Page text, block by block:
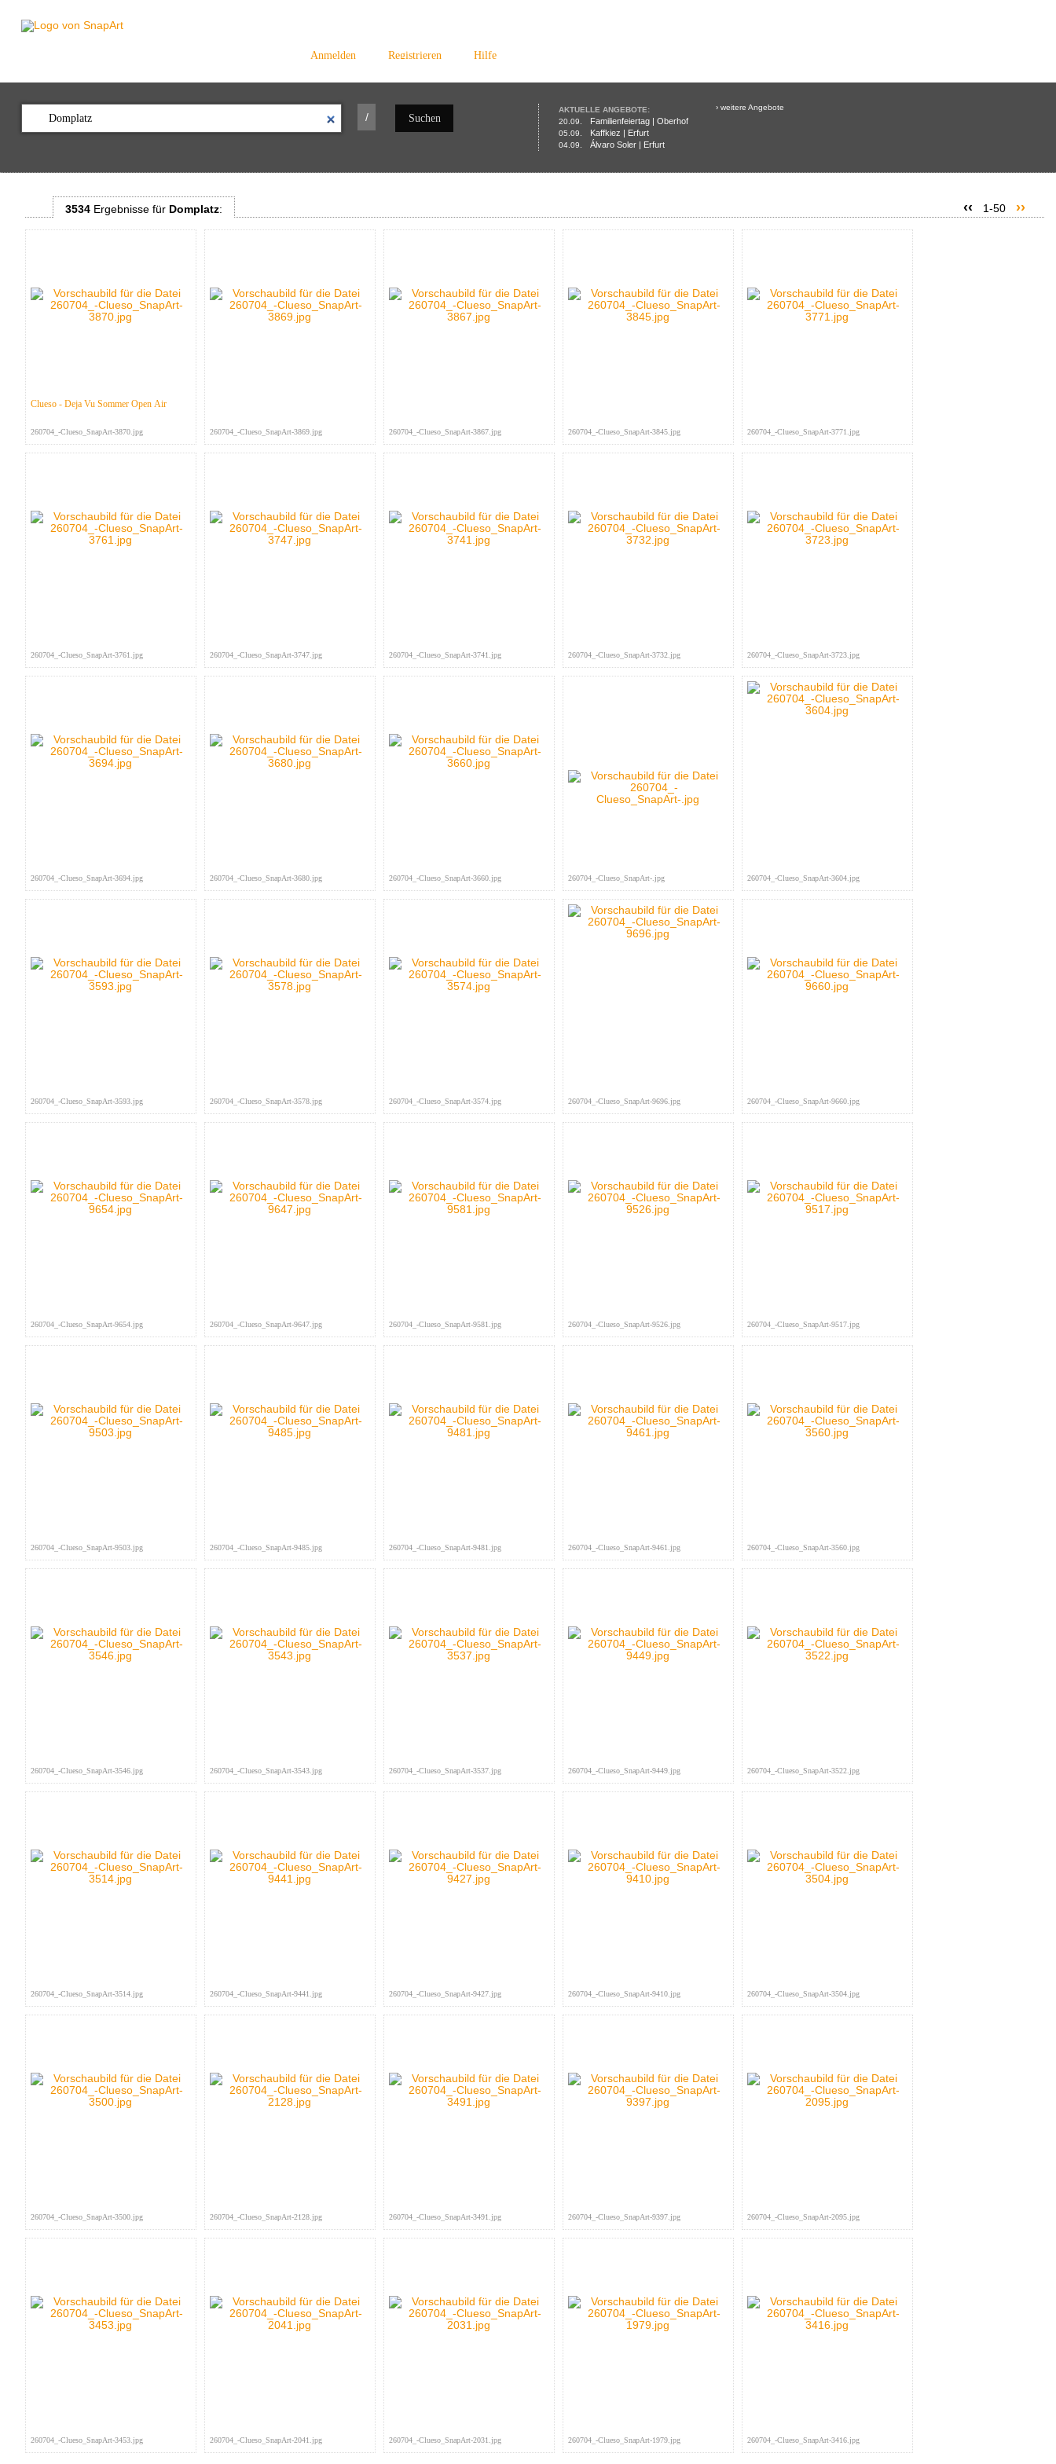
Anmelden Registrieren Hilfe
/ Suchen
› weitere Angebote
AKTUELLE ANGEBOTE:
20.09.
Familienfeiertag | Oberhof
05.09. Kaffkiez | Erfurt
04.09. Álvaro Soler | Erfurt
3534Ergebnisse für Domplatz: ‹‹ 1-50 ››
Clueso - Deja Vu Sommer Open Air
260704_-Clueso_SnapArt-3870.jpg 260704_-Clueso_SnapArt-3869.jpg 260704_-Clueso_SnapArt-3867.jpg 260704_-Clueso_SnapArt-3845.jpg 260704_-Clueso_SnapArt-3771.jpg
260704_-Clueso_SnapArt-3761.jpg 260704_-Clueso_SnapArt-3747.jpg 260704_-Clueso_SnapArt-3741.jpg 260704_-Clueso_SnapArt-3732.jpg 260704_-Clueso_SnapArt-3723.jpg
260704_-Clueso_SnapArt-3694.jpg 260704_-Clueso_SnapArt-3680.jpg 260704_-Clueso_SnapArt-3660.jpg 260704_-Clueso_SnapArt-.jpg 260704_-Clueso_SnapArt-3604.jpg
260704_-Clueso_SnapArt-3593.jpg 260704_-Clueso_SnapArt-3578.jpg 260704_-Clueso_SnapArt-3574.jpg 260704_-Clueso_SnapArt-9696.jpg 260704_-Clueso_SnapArt-9660.jpg
260704_-Clueso_SnapArt-9654.jpg 260704_-Clueso_SnapArt-9647.jpg 260704_-Clueso_SnapArt-9581.jpg 260704_-Clueso_SnapArt-9526.jpg 260704_-Clueso_SnapArt-9517.jpg
260704_-Clueso_SnapArt-9503.jpg 260704_-Clueso_SnapArt-9485.jpg 260704_-Clueso_SnapArt-9481.jpg 260704_-Clueso_SnapArt-9461.jpg 260704_-Clueso_SnapArt-3560.jpg
260704_-Clueso_SnapArt-3546.jpg 260704_-Clueso_SnapArt-3543.jpg 260704_-Clueso_SnapArt-3537.jpg 260704_-Clueso_SnapArt-9449.jpg 260704_-Clueso_SnapArt-3522.jpg
260704_-Clueso_SnapArt-3514.jpg 260704_-Clueso_SnapArt-9441.jpg 260704_-Clueso_SnapArt-9427.jpg 260704_-Clueso_SnapArt-9410.jpg 260704_-Clueso_SnapArt-3504.jpg
260704_-Clueso_SnapArt-3500.jpg 260704_-Clueso_SnapArt-2128.jpg 260704_-Clueso_SnapArt-3491.jpg 260704_-Clueso_SnapArt-9397.jpg 260704_-Clueso_SnapArt-2095.jpg
260704_-Clueso_SnapArt-3453.jpg 260704_-Clueso_SnapArt-2041.jpg 260704_-Clueso_SnapArt-2031.jpg 260704_-Clueso_SnapArt-1979.jpg 260704_-Clueso_SnapArt-3416.jpg